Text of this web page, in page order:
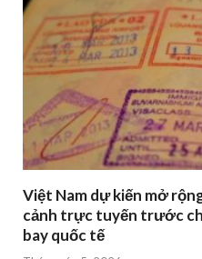
Việt Nam dự kiến mở
cảnh trực tuyến trước
bay quốc tế